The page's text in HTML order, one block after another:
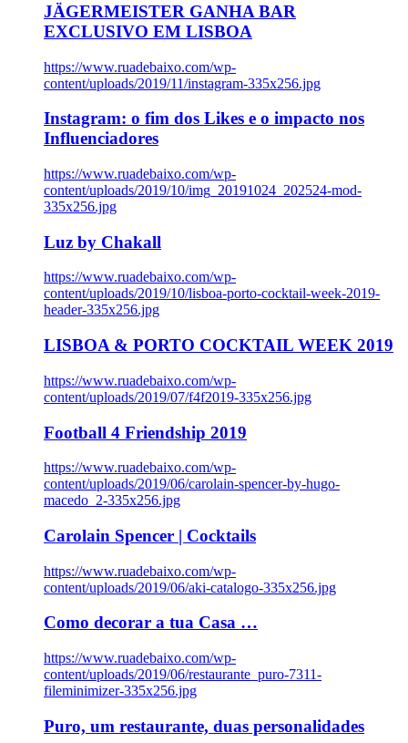
JÄGERMEISTER GANHA BAR
EXCLUSIVO EM LISBOA
https://www.ruadebaixo.com/wp-
content/uploads/2019/11/instagram-335x256.jpg
Instagram: o fim dos Likes e o impacto nos
Influenciadores
https://www.ruadebaixo.com/wp-
content/uploads/2019/10/img_20191024_202524-mod-
335x256.jpg
Luz by Chakall
https://www.ruadebaixo.com/wp-
content/uploads/2019/10/lisboa-porto-cocktail-week-2019-
header-335x256.jpg
LISBOA & PORTO COCKTAIL WEEK 2019
https://www.ruadebaixo.com/wp-
content/uploads/2019/07/f4f2019-335x256.jpg
Football 4 Friendship 2019
https://www.ruadebaixo.com/wp-
content/uploads/2019/06/carolain-spencer-by-hugo-
macedo_2-335x256.jpg
Carolain Spencer | Cocktails
https://www.ruadebaixo.com/wp-
content/uploads/2019/06/aki-catalogo-335x256.jpg
Como decorar a tua Casa …
https://www.ruadebaixo.com/wp-
content/uploads/2019/06/restaurante_puro-7311-
fileminimizer-335x256.jpg
Puro, um restaurante, duas personalidades